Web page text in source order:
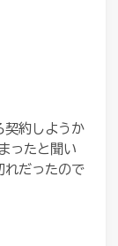
契約しようか
ったと聞い
れだったので